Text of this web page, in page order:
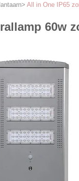
> All in One IP65
60w